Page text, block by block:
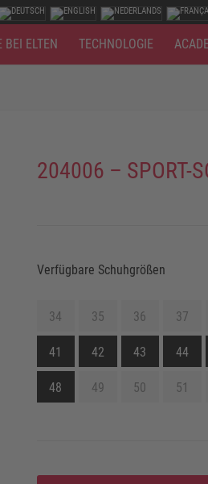
BEI ELTEN TECHNOLOGIE
204006 – SPORT-
Verfügbare Schuhgrößen
34 35 36 37
41 42 43 44
48 49 50 51